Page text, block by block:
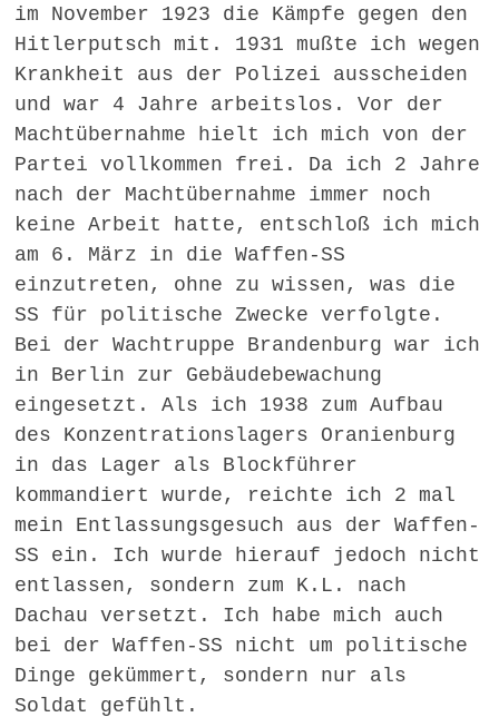
im November 1923 die Kämpfe gegen den
Hitlerputsch mit. 1931 mußte ich wegen
Krankheit aus der Polizei ausscheiden
und war 4 Jahre arbeitslos. Vor der
Machtübernahme hielt ich mich von der
Partei vollkommen frei. Da ich 2 Jahre
nach der Machtübernahme immer noch
keine Arbeit hatte, entschloß ich mich
am 6. März in die Waffen-SS
einzutreten, ohne zu wissen, was die
SS für politische Zwecke verfolgte.
Bei der Wachtruppe Brandenburg war ich
in Berlin zur Gebäudebewachung
eingesetzt. Als ich 1938 zum Aufbau
des Konzentrationslagers Oranienburg
in das Lager als Blockführer
kommandiert wurde, reichte ich 2 mal
mein Entlassungsgesuch aus der Waffen-
SS ein. Ich wurde hierauf jedoch nicht
entlassen, sondern zum K.L. nach
Dachau versetzt. Ich habe mich auch
bei der Waffen-SS nicht um politische
Dinge gekümmert, sondern nur als
Soldat gefühlt.